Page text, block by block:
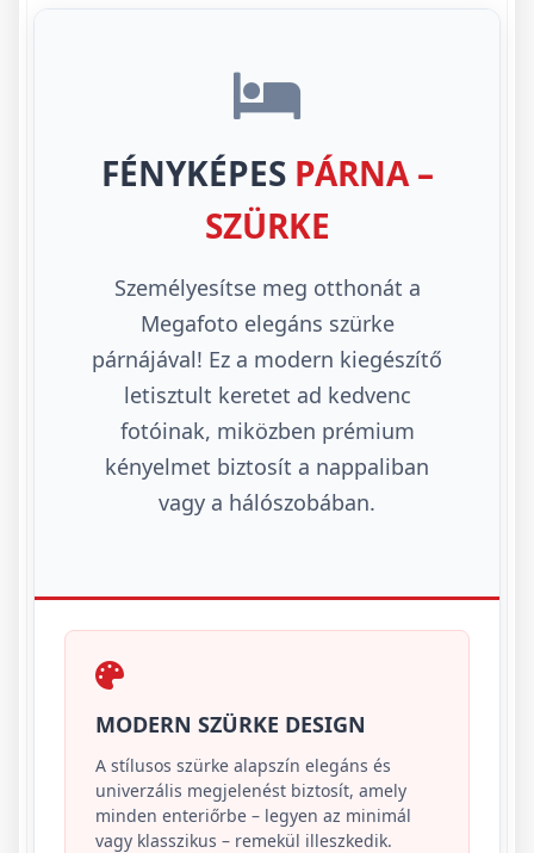
FÉNYKÉPES PÁRNA –
SZÜRKE
Személyesítse meg otthonát a
Megafoto elegáns szürke
párnájával! Ez a modern kiegészítő
letisztult keretet ad kedvenc
fotóinak, miközben prémium
kényelmet biztosít a nappaliban
vagy a hálószobában.
MODERN SZÜRKE DESIGN
A stílusos szürke alapszín elegáns és
univerzális megjelenést biztosít, amely
minden enteriőrbe – legyen az minimál
vagy klasszikus – remekül illeszkedik.